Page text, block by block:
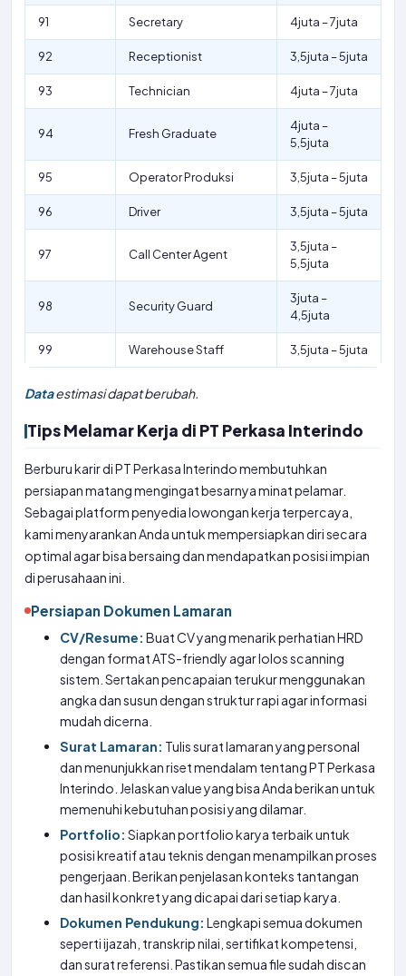
91 Secretary 4juta – 7juta
92 Receptionist 3,5juta – 5juta
93 Technician 4juta – 7juta
94 Fresh Graduate
4juta –
5,5juta
95 Operator Produksi 3,5juta – 5juta
96 Driver 3,5juta – 5juta
97 Call Center Agent
3,5juta –
5,5juta
98 Security Guard
3juta –
4,5juta
99 Warehouse Staff 3,5juta – 5juta
Dataestimasi dapat berubah.
Tips Melamar Kerja di PT Perkasa Interindo
Berburu karir di PT Perkasa Interindo membutuhkan
persiapan matang mengingat besarnya minat pelamar.
Sebagai platform penyedia lowongan kerja terpercaya,
kami menyarankan Anda untuk mempersiapkan diri secara
optimal agar bisa bersaing dan mendapatkan posisi impian
di perusahaan ini.
Persiapan Dokumen Lamaran
CV/Resume: Buat CV yang menarik perhatian HRD
dengan format ATS-friendly agar lolos scanning
sistem. Sertakan pencapaian terukur menggunakan
angka dan susun dengan struktur rapi agar informasi
mudah dicerna.
Surat Lamaran: Tulis surat lamaran yang personal
dan menunjukkan riset mendalam tentang PT Perkasa
Interindo. Jelaskan value yang bisa Anda berikan untuk
memenuhi kebutuhan posisi yang dilamar.
Portfolio: Siapkan portfolio karya terbaik untuk
posisi kreatif atau teknis dengan menampilkan proses
pengerjaan. Berikan penjelasan konteks tantangan
dan hasil konkret yang dicapai dari setiap karya.
Dokumen Pendukung: Lengkapi semua dokumen
seperti ijazah, transkrip nilai, sertifikat kompetensi,
dan surat referensi. Pastikan semua file sudah discan